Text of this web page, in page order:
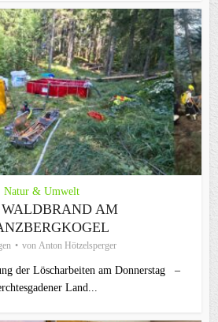
Natur & Umwelt
AM
von Anton Hötzelsperger
der Löscharbeiten am Donnerstag –
Land...